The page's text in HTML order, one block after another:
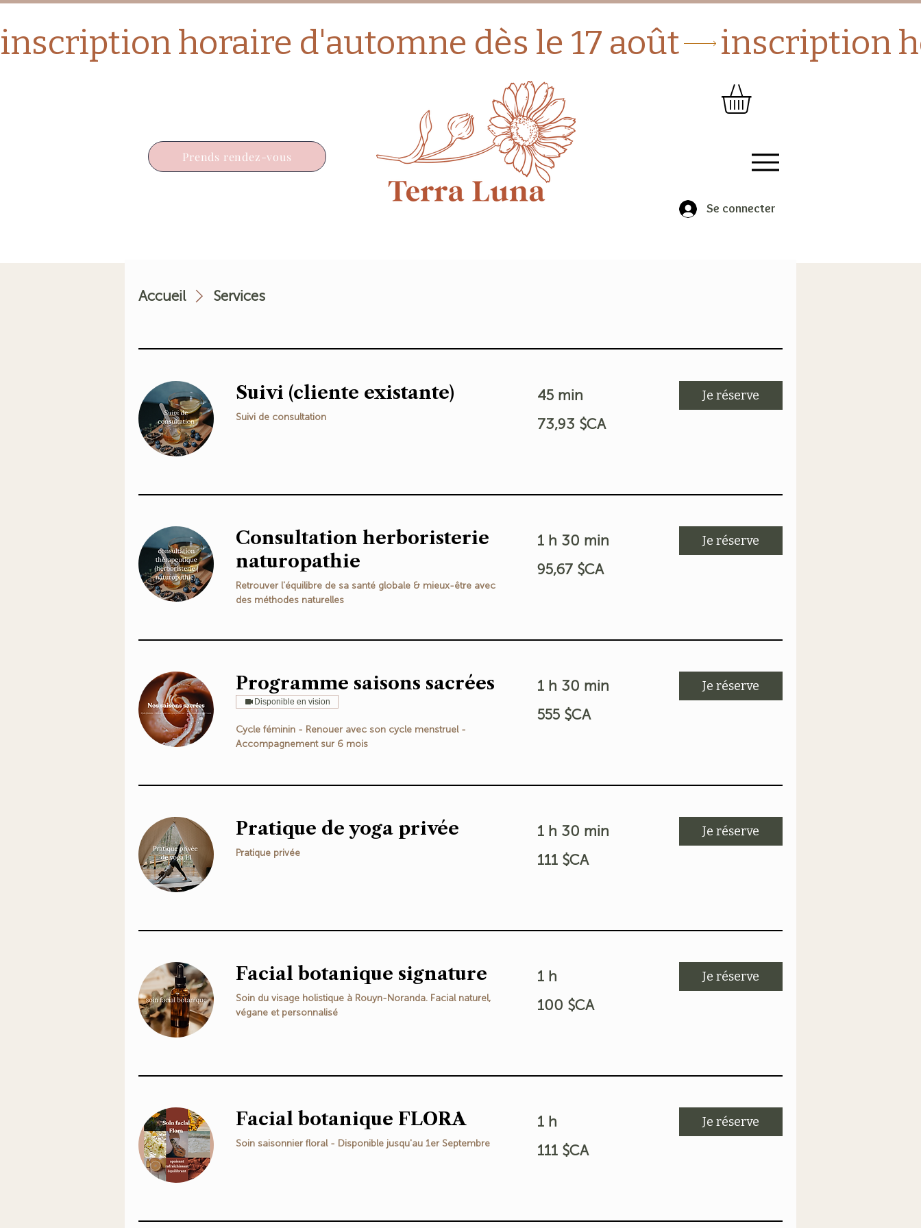
Prends rendez-vous
Se connecter
Accueil Services
Suivi (cliente existante)
Suivi de consultation
45 min
dollars
canadiens
73,93 $CA
Je réserve
Consultation herboristerie
naturopathie
Retrouver l'équilibre de sa santé globale & mieux-être avec
des méthodes naturelles
1 h 30 min
dollars
canadiens
95,67 $CA
Je réserve
Programme saisons sacrées
Disponible en vision
Cycle féminin - Renouer avec son cycle menstruel -
Accompagnement sur 6 mois
1 h 30 min
dollars
canadiens
555 $CA
Je réserve
Pratique de yoga privée
Pratique privée
1 h 30 min
dollars
canadiens
111 $CA
Je réserve
Facial botanique signature
Soin du visage holistique à Rouyn-Noranda. Facial naturel,
végane et personnalisé
1 h
dollars
canadiens
100 $CA
Je réserve
Facial botanique FLORA
Soin saisonnier floral - Disponible jusqu'au 1er Septembre
1 h
dollars
canadiens
111 $CA
Je réserve